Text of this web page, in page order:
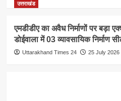
उत्तराखंड
एमडीडीए का अवैध निर्माणों पर बड़ा
डोईवाला में 03 व्यावसायिक निर्माण
Uttarakhand Times 24 25 July 2026